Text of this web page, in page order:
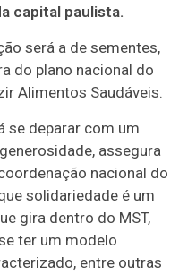
capital paulista.
será a de sementes,
do plano nacional do
Alimentos Saudáveis.
se deparar com um
assegura
nacional do
solidariedade é um
gira dentro do MST,
ter um modelo
entre outras